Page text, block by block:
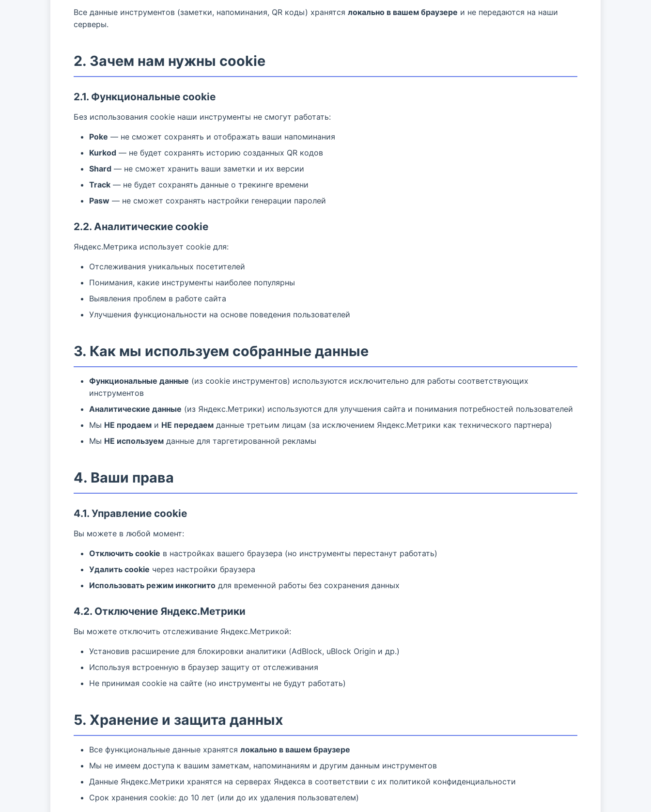
Все данные инструментов (заметки, напоминания, QR коды) хранятся локально в вашем браузере и не передаются на наши
серверы.
2. Зачем нам нужны cookie
2.1. Функциональные cookie
Без использования cookie наши инструменты не смогут работать:
Poke — не сможет сохранять и отображать ваши напоминания
Kurkod — не будет сохранять историю созданных QR кодов
Shard — не сможет хранить ваши заметки и их версии
Track — не будет сохранять данные о трекинге времени
Pasw — не сможет сохранять настройки генерации паролей
2.2. Аналитические cookie
Яндекс.Метрика использует cookie для:
Отслеживания уникальных посетителей
Понимания, какие инструменты наиболее популярны
Выявления проблем в работе сайта
Улучшения функциональности на основе поведения пользователей
3. Как мы используем собранные данные
Функциональные данные (из cookie инструментов) используются исключительно для работы соответствующих
инструментов
Аналитические данные (из Яндекс.Метрики) используются для улучшения сайта и понимания потребностей пользователей
Мы НЕ продаем и НЕ передаем данные третьим лицам (за исключением Яндекс.Метрики как технического партнера)
Мы НЕ используем данные для таргетированной рекламы
4. Ваши права
4.1. Управление cookie
Вы можете в любой момент:
Отключить cookie в настройках вашего браузера (но инструменты перестанут работать)
Удалить cookie через настройки браузера
Использовать режим инкогнито для временной работы без сохранения данных
4.2. Отключение Яндекс.Метрики
Вы можете отключить отслеживание Яндекс.Метрикой:
Установив расширение для блокировки аналитики (AdBlock, uBlock Origin и др.)
Используя встроенную в браузер защиту от отслеживания
Не принимая cookie на сайте (но инструменты не будут работать)
5. Хранение и защита данных
Все функциональные данные хранятся локально в вашем браузере
Мы не имеем доступа к вашим заметкам, напоминаниям и другим данным инструментов
Данные Яндекс.Метрики хранятся на серверах Яндекса в соответствии с их политикой конфиденциальности
Срок хранения cookie: до 10 лет (или до их удаления пользователем)